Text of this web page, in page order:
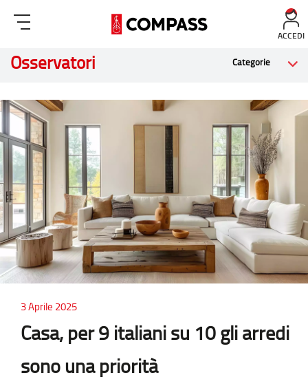
ACCEDI
Osservatori Categorie
3 Aprile 2025
Casa, per 9 italiani su 10 gli arredi
sono una priorità